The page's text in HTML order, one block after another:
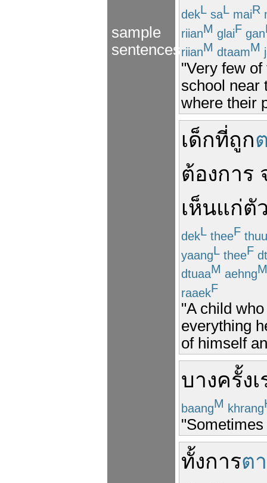
sample
sentences
dekL saL maiR
riianM glaiF gan
riianM dtaamM
"Very few of
school near
where their
เด็กที่ถูก
ต้องการ
เห็นแก่ตั
dekL theeF
yaangL theeF
dtuaaM aehngM
raaekF
"A child
everything
of himself
บางครั้ง
baangM khrang
ทั้งการต